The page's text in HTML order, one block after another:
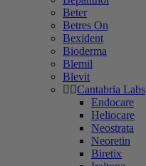
Beter
Betres On
Bexident
Bioderma
Blemil
Blevit
Cantabria Labs
Endocare
Heliocare
Neostrata
Neoretin
Biretix